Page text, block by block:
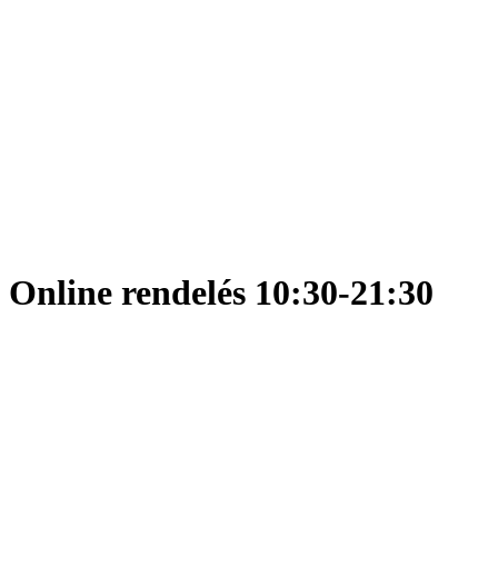
Online rendelés 10:30-21:30